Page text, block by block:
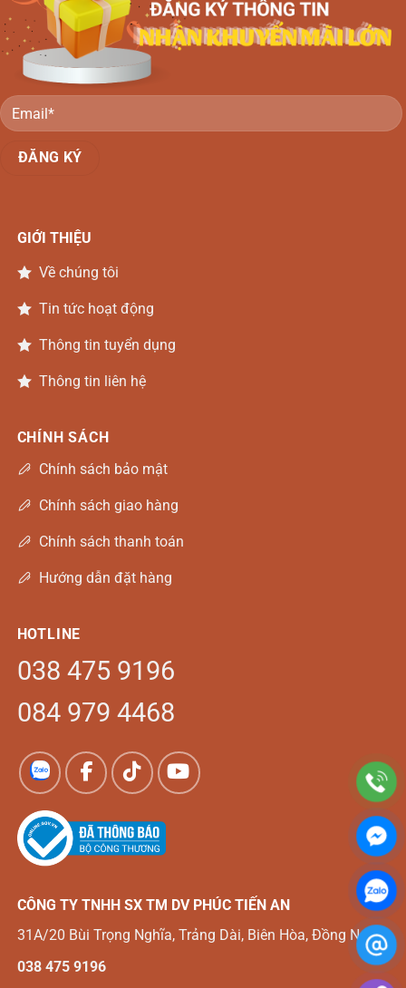
gỗ
Đồng
GIỚI THIỆU
Về chúng tôi
Tin tức hoạt động
Thông tin tuyển dụng
Thông tin liên hệ
CHÍNH SÁCH
Chính sách bảo mật
Chính sách giao hàng
Chính sách thanh toán
Hướng dẫn đặt hàng
HOTLINE
038 475 9196
084 979 4468
CÔNG TY TNHH SX TM DV PHÚC TIẾN AN
31A/20 Bùi Trọng Nghĩa, Trảng Dài, Biên Hòa, Đồng Nai
038 475 9196